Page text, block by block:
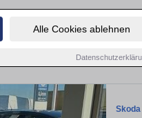
Alle Cookies ablehnen
in Kirchheimbolanden
Gebrauchtwagen?
Preisklassen von privat